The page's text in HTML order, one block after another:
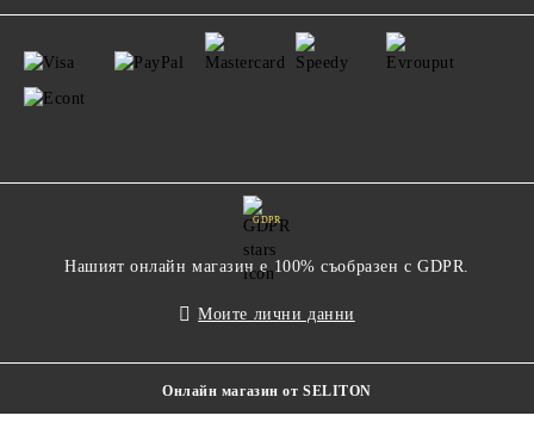
GDPR
Нашият онлайн магазин е 100% съобразен с GDPR.
Моите лични данни
Онлайн магазин от SELITON